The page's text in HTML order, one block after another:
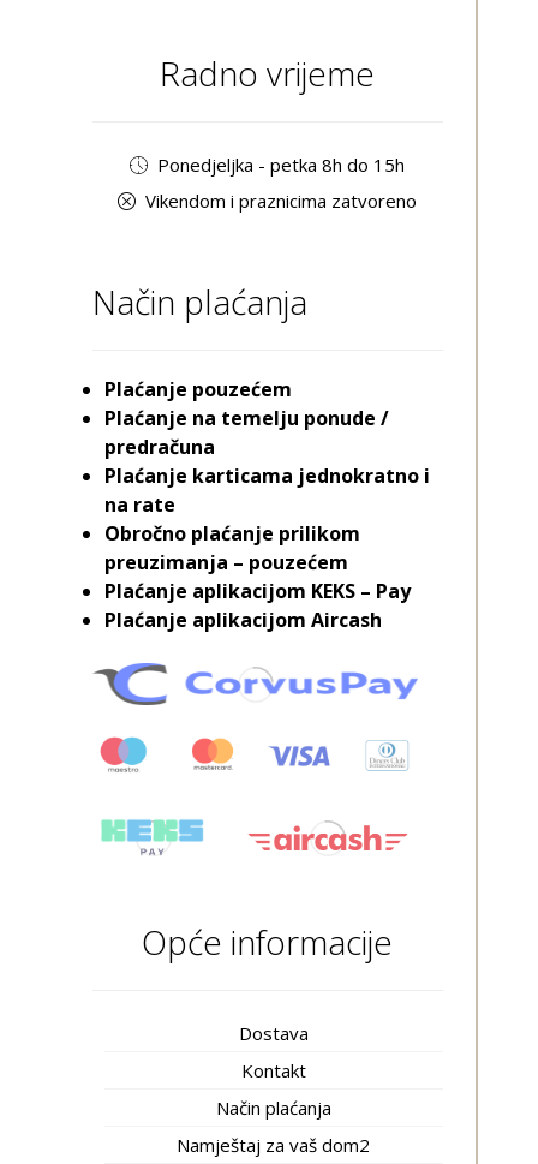
Radno vrijeme
Ponedjeljka - petka 8h do 15h
Vikendom i praznicima zatvoreno
Način plaćanja
Plaćanje pouzećem
Plaćanje na temelju ponude /
predračuna
Plaćanje karticama jednokratno i
na rate
Obročno plaćanje prilikom
preuzimanja – pouzećem
Plaćanje aplikacijom KEKS – Pay
Plaćanje aplikacijom Aircash
Opće informacije
Dostava
Kontakt
Način plaćanja
Namještaj za vaš dom2